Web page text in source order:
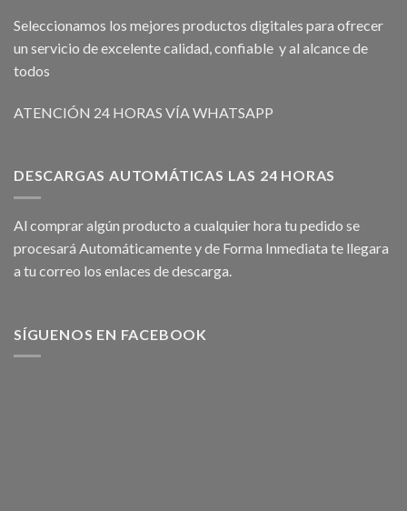
Seleccionamos los mejores productos digitales para ofrecer
un servicio de excelente calidad, confiable y al alcance de
todos
ATENCIÓN 24 HORAS VÍA WHATSAPP
DESCARGAS AUTOMÁTICAS LAS 24 HORAS
Al comprar algún producto a cualquier hora tu pedido se
procesará Automáticamente y de Forma Inmediata te llegara
a tu correo los enlaces de descarga.
SÍGUENOS EN FACEBOOK